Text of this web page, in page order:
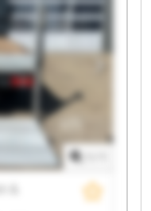
Nutzfahrzeuge
Gmbh & Co. Kg
Kg Teusch
Nutzfahrzeuge
Gmbh & Co. Kg
Kg Teusch
Nutzfahrzeuge
Gmbh & Co. Kg
&